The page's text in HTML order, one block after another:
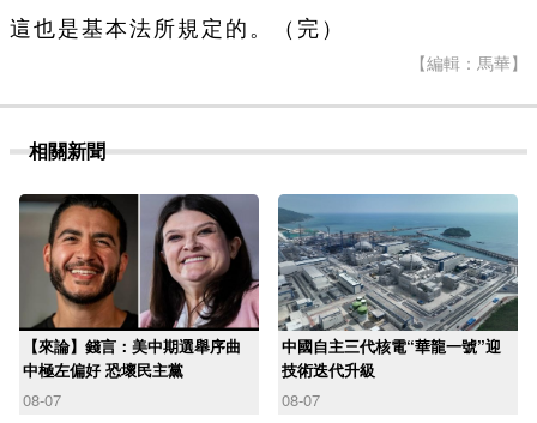
這也是基本法所規定的。（完）
【編輯：馬華】
相關新聞
【來論】錢言：美中期選舉序曲
中極左偏好 恐壞民主黨
08-07
中國自主三代核電“華龍一號”迎
技術迭代升級
08-07